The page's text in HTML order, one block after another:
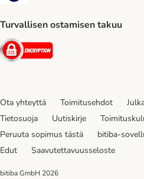
Turvallisen ostamisen takuu
Security
Ota yhteyttä Toimitusehdot
Tietosuoja
Uutiskirje
Peruuta sopimus tästä
bitiba-
Edut
Saavutettavuusseloste
bitiba GmbH 2026